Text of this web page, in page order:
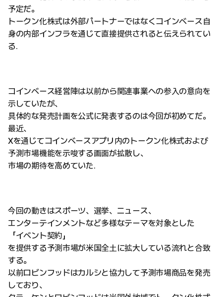
予定だ。
トークン化株式は外部パートナーではなくコインベース自
身の内部インフラを通じて直接提供されると伝えられてい
る.
コインベース経営陣は以前から関連事業への参入の意向を
示していたが、
具体的な発売計画を公式に発表するのは今回が初めてだ。
最近、
Xを通じてコインベースアプリ内のトークン化株式および
予測市場機能を示唆する画面が拡散し、
市場の期待を高めていた.
今回の動きはスポーツ、選挙、ニュース、
エンターテインメントなど多様なテーマを対象とした
「イベント契約」
を提供する予測市場が米国全土に拡大している流れと合致
する。
以前ロビンフッドはカルシと協力して予測市場商品を発売
しており、